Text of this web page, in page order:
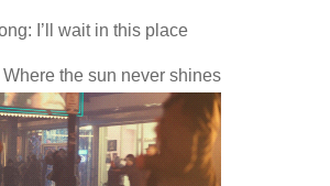
I’ll wait in this place
Where the sun never shines